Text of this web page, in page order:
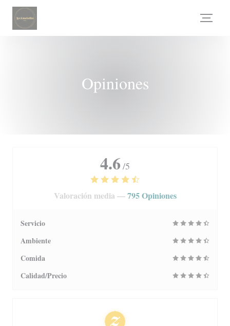
Personalización de sus opciones de cookies
Opiniones
4.6 /5
Valoración media —795 Opiniones
Servicio
Ambiente
Comida
Calidad/Precio